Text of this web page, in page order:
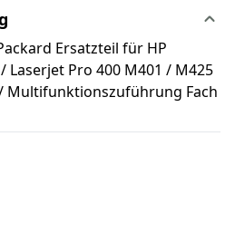
Ersatzteil für HP
Laserjet Pro 400 M401 / M425
Multifunktionszuführung Fach